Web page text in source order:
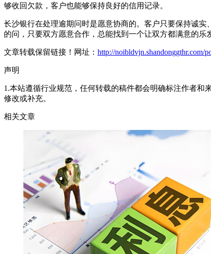
够收回欠款，客户也能够保持良好的信用记录。
长沙银行在处理逾期问时是愿意协商的。客户只要保持诚
的问，只要双方愿意合作，总能找到一个让双方都满意的乐
文章转载保留链接！网址： http://noibldvjn.shandonggthr.com/
声明
1.本站遵循行业规范，任何转载的稿件都会明确标注作者
修改或补充。
相关文章